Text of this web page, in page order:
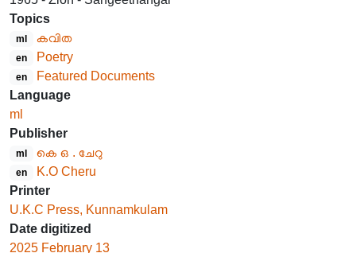
Topics
ml കവിത
en Poetry
en
Featured Documents
Language
ml
Publisher
ml കെ ഒ . ചേറു
en
K.O Cheru
Printer
U.K.C Press, Kunnamkulam
Date digitized
2025 February 13